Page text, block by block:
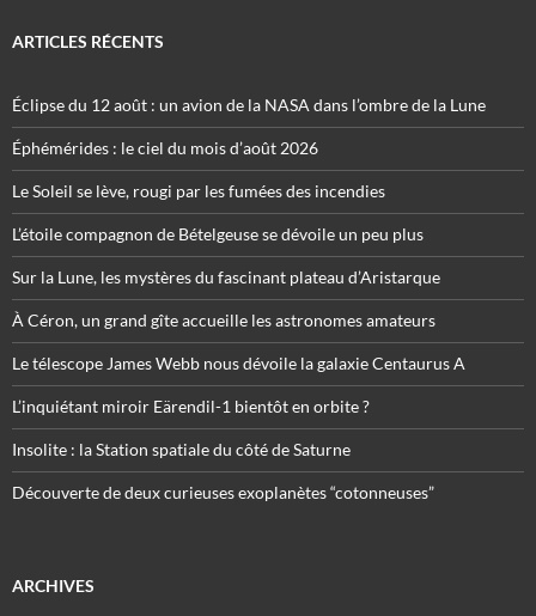
ARTICLES RÉCENTS
Éclipse du 12 août : un avion de la NASA dans l’ombre de la Lune
Éphémérides : le ciel du mois d’août 2026
Le Soleil se lève, rougi par les fumées des incendies
L’étoile compagnon de Bételgeuse se dévoile un peu plus
Sur la Lune, les mystères du fascinant plateau d’Aristarque
À Céron, un grand gîte accueille les astronomes amateurs
Le télescope James Webb nous dévoile la galaxie Centaurus A
L’inquiétant miroir Eärendil-1 bientôt en orbite ?
Insolite : la Station spatiale du côté de Saturne
Découverte de deux curieuses exoplanètes “cotonneuses”
ARCHIVES